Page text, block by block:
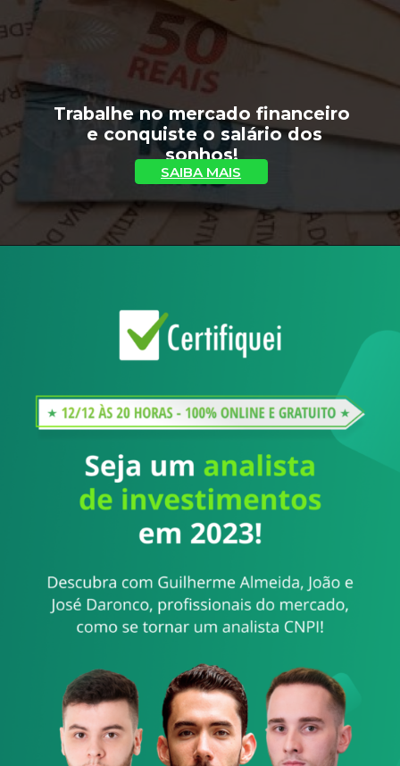
Trabalhe no mercado financeiro
e conquiste o salário dos
sonhos!
SAIBA MAIS